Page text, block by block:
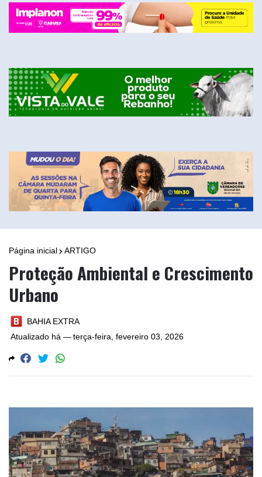
Página inicial ARTIGO
Proteção Ambiental e Crescimento
Urbano
BAHIA EXTRA
Atualizado há —terça-feira, fevereiro 03, 2026